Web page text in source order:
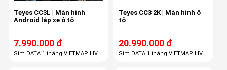
Teyes CC3L | Màn hình
Android lắp xe ô tô
7.990.000 đ
Sim DATA 1 tháng VIETMAP LIVE
Teyes CC3 2K | Màn hình ô
tô
20.990.000 đ
Sim DATA 1 tháng VIETMAP LIVE